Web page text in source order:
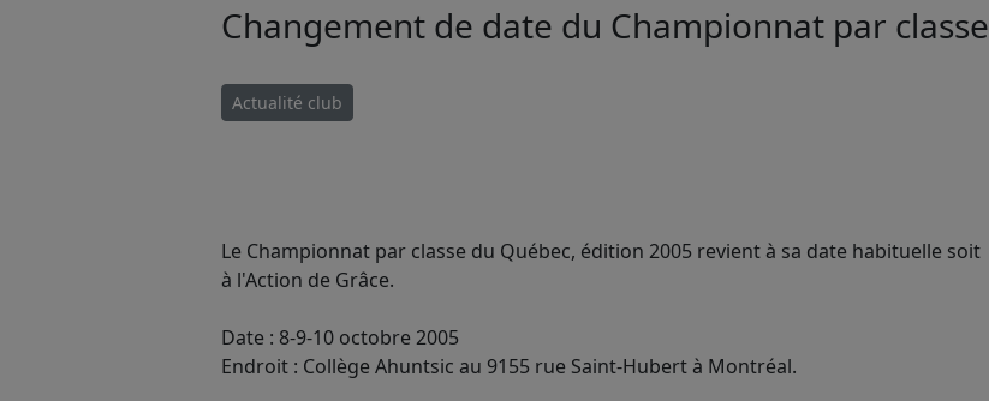
Changement de date du Championnat par classe
Actualité club
Le Championnat par classe du Québec, édition 2005 revient à sa date habituelle soit
à l'Action de Grâce.
Date : 8-9-10 octobre 2005
Endroit : Collège Ahuntsic au 9155 rue Saint-Hubert à Montréal.